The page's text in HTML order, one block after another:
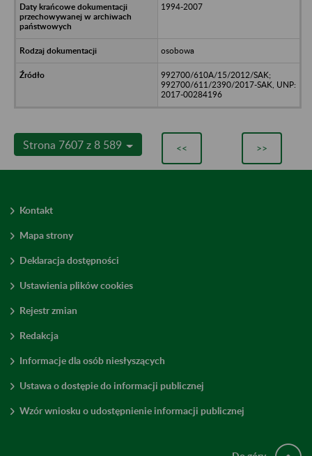
1994-2007
osobowa
992700/610A/15/2012/SAK;
992700/611/2390/2017-SAK, UNP:
2017-00284196
Strona 7607 z 8 589 << >>
Kontakt
Mapa strony
Deklaracja dostępności
Ustawienia plików cookies
Rejestr zmian
Redakcja
Informacje dla osób niesłyszących
Ustawa o dostępie do informacji publicznej
Wzór wniosku o udostępnienie informacji publicznej